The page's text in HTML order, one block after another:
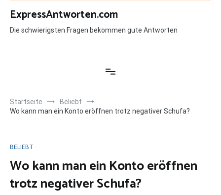
Zum
Inhalt
springen
ExpressAntworten.com
Die schwierigsten Fragen bekommen gute Antworten
Startseite
Beliebt
Wo kann man ein Konto eröffnen trotz negativer Schufa?
BELIEBT
Wo kann man ein Konto eröffnen
trotz negativer Schufa?